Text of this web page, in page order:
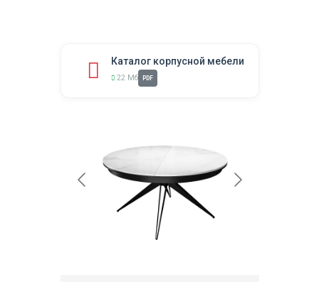
Каталог корпусной мебели
22 Мб PDF